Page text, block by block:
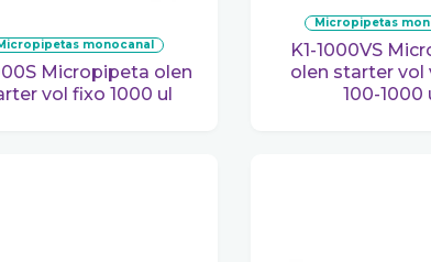
micropipetas monocanal
vol fixo 1000 ul
micropipetas
K1-1000VS Micropipeta
olen starter vol
100-1000